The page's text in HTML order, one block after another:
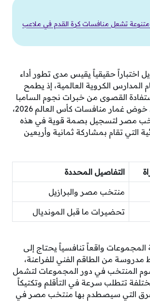
متنوعة تشعل منافسات كرة القدم في ملاعب
اختباراً حقيقياً يقيس مدى تطور أداء
الكروية العالمية، إذ يطمح
القصوى من خبرات نجوم السامبا
لتعزيز الثقة قبل خوض غمار منافسات كأس العالم 2026،
مصر لتسجيل بصمة قوية في هذه
التي تقام بمشاركة ثمانية وأربعين
التفاصيل المحددة
منتخب مصر والبرازيل
تحضيرات ما قبل المونديال
واقعاً تنافسياً يحتاج إلى
من الطاقم الفني للفراعنة،
المنتخب في دور المجموعات لتشمل
تتطلب سرعة في التأقلم وتكتيكاً
التي سيصطدم بها منتخب مصر في